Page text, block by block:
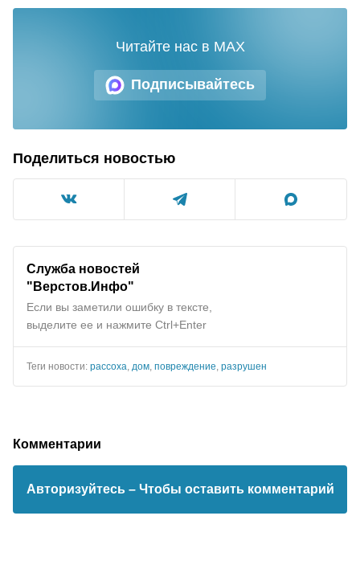
Подписывайтесь
Читайте нас в MAX
Поделиться новостью
Служба новостей
"Верстов.Инфо"
Если вы заметили ошибку в тексте,
выделите ее и нажмите Ctrl+Enter
Теги новости: рассоха дом повреждение разрушен
Комментарии
Авторизуйтесь – Чтобы оставить комментарий